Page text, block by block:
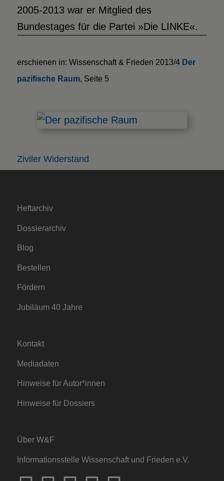
Ziviler Widerstand
2005-2013 war er Mitglied des
Bundestages für die Partei »Die LINKE«.
erschienen in: Wissenschaft & Frieden 2013/4 Der
pazifische Raum, Seite 5
Heftarchiv
Dossierarchiv
Blog
Bestellen
Fördern
Jubiläum 40 Jahre
Kontakt
Mediadaten
Hinweise für Autor*innen
Hinweise für Dossiers
Über W&F
Informationsstelle Wissenschaft und Frieden e.V.